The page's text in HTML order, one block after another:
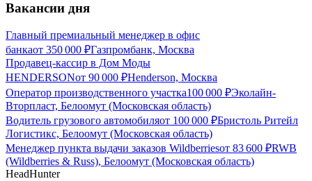
Вакансии дня
Главный премиальный менеджер в офис
банкаот 350 000 ₽Газпромбанк, Москва
Продавец-кассир в Дом Моды
HENDERSONот 90 000 ₽Henderson, Москва
Оператор производственного участка100 000 ₽Эколайн-
Вторпласт, Белоомут (Московская область)
Водитель грузового автомобиляот 100 000 ₽Бристоль Ритейл
Логистикс, Белоомут (Московская область)
Менеджер пункта выдачи заказов Wildberriesот 83 600 ₽RWB
(Wildberries & Russ), Белоомут (Московская область)
HeadHunter